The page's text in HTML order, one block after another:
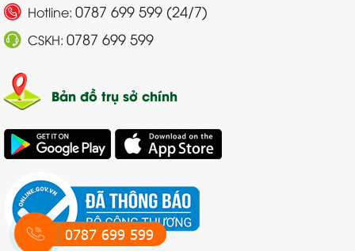
Hotline: 0787 699 599 (24/7)
CSKH: 0787 699 599
Bản đồ trụ sở chính
0787 699 599